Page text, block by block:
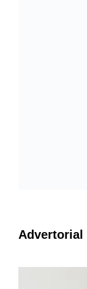
Advertorial